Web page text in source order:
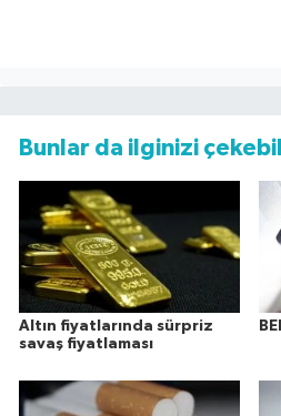
Bunlar da ilginizi
Altın fiyatlarında sürpriz
savaş fiyatlaması